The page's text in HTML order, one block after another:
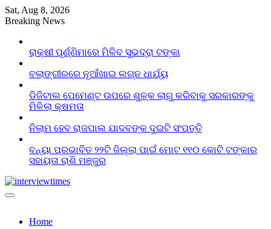
Skip
to
Sat, Aug 8, 2026
Breaking News
ରାକ୍ଷୀ ପୂର୍ଣ୍ଣିମାରେ ମିଳିବ ସୁଭଦ୍ରା ଟଙ୍କା
ବଲାଙ୍ଗୀରରେ ନୂଆଁଖାଇ ଲଗ୍ନ ଧାର୍ଯ୍ୟ
ଡିଜିଟାଲ ପେମେଣ୍ଟ ଉପରେ ଶୁଳ୍କ ଲାଗୁ କରିବାକୁ ସରକାରଙ୍କୁ
ମିଳିଲା କ୍ଷମତା
ନିଲାମ ହେବ ରାଜପାଲ ଯାଦବଙ୍କ ଦୁଇଟି ସଂପତ୍ତି
ବନ୍ୟା ପ୍ରଭାବିତ ୨୨ଟି ଜିଲ୍ଲା ପାଇଁ ମୋଟ ୧୧୦ କୋଟି ଟଙ୍କାର
ସହାୟତା ରାଶି ମଞ୍ଜୁର
Home